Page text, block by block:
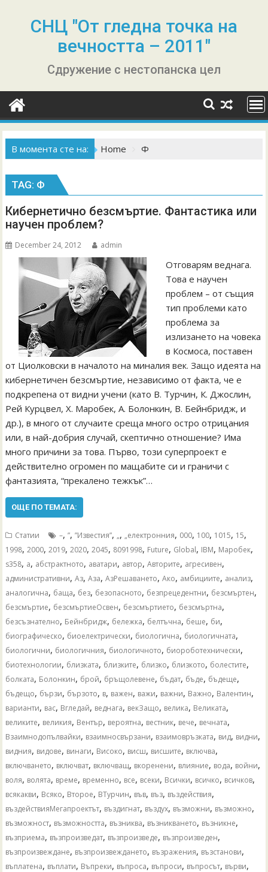
СНЦ "От гледна точка на
вечността – 2011"
Сдружение с нестопанска цел
В момента сте на: Home Ф
TAG: Ф
Кибернетично безсмъртие. Фантастика или
научен проблем?
December 24, 2012 admin
Отговарям веднага.
Това е научен
проблем – от същия
тип проблеми като
проблема за
излизането на човека
в Космоса, поставен
от Циолковски в началото на миналия век. Защо идеята на
кибернетичен безсмъртие, независимо от факта, че е
подкрепена от видни учени (като В. Турчин, К. Джослин,
Рей Курцвел, Х. Mаробек, А. Болонкин, В. Бейнбридж, и
др.), в много от случаите среща много остро отрицания
или, в най-добрия случай, скептично отношение? Има
много причини за това. Първо, този суперпроект е
действително огромен по мащабите си и граничи с
фантазията, “прекалено тежкък”…
ОЩЕ ПО ТЕМАТА:
Статии –,”,”Известия”, „, „електронния, 000, 100, 1015, 15,
1998,2000,2019,2020,2045, 8091998, Future, Global, IBM, Mаробек,
s358, а, абстрактното, аватари, автор,Авторите, агресивен,
административни,Аз,Аза,АзРешаването,Ако, амбициите, анализ,
аналогична, баща, без, безопасното, безпрецедентни, безсмъртен,
безсмъртие, безсмъртиеОсвен, безсмъртието, безсмъртна,
безсъзнателно, Бейнбридж, бележка, белтъчна, беше, би,
биографическо, биоелектрически, биологична, биологичната,
биологични, биологичния, биологичното, биороботехнически,
биотехнологии, близката, близките, близко, близкото, болестите,
болката, Болонкин, брой, бръщолевене, бъдат, бъде, бъдеще,
бъдещо, бързи, бързото, в, важен, важи, важни, Важно, Валентин,
варианти, вас, Вгледай, веднага, векЗащо, велика, Великата,
великите, великия, Вентър, вероятна, вестник, вече, вечната,
Взаимнодопълвайки, взаимносвързани, взаимовръзката, вид, видни,
видния, видове, винаги, Високо, висш, висшите, включва,
включването, включват, включващ, вкоренени, влияние, вода, войни,
воля, волята, време, временно, все, всеки, Всички, всичко, всичков,
всякакви, Всяко, Второе, ВТурчин, във, въз, въздействия,
въздействияМегапроектът, въздигнат, въздух, възможни, възможно,
възможност, възможността, възниква, възникването, възникне,
възприема, възпроизведат, възпроизведе, възпроизведен,
възпроизвеждане, възпроизвеждането, възражения, възстанови,
въплатена, въплати, Въпреки, въпроса, въпроси, въпросът, върви,